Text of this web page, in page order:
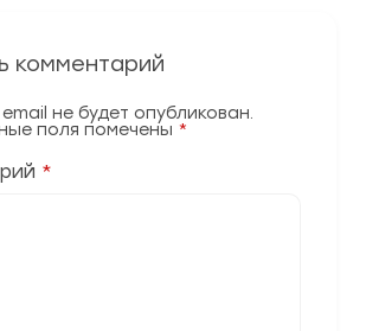
комментарий
не будет опубликован.
поля помечены *
*